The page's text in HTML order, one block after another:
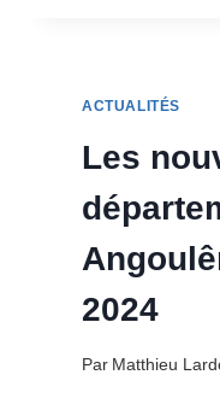
DE
ACTUALITÉS
Les
2024
Par Matthieu